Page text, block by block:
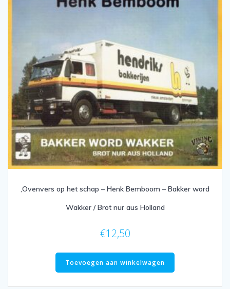
,Ovenvers op het schap – Henk Bemboom – Bakker word
Wakker / Brot nur aus Holland
€12,50
Toevoegen aan winkelwagen